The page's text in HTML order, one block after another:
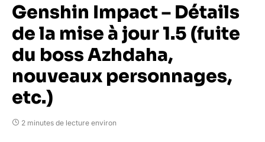
Genshin Impact – Détails
de la mise à jour 1.5 (fuite
du boss Azhdaha,
nouveaux personnages,
etc.)
2 minutes de lecture environ